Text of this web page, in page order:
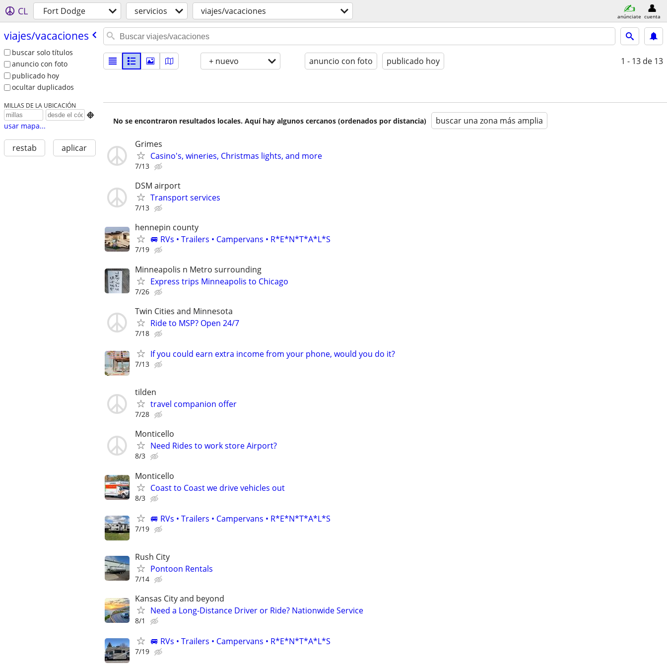
CL Fort Dodge servicios viajes/vacaciones anúnciate cuenta
viajes/​vacaciones
buscar solo títulos
anuncio con foto
publicado hoy
ocultar duplicados
MILLAS DE LA UBICACIÓN

usar mapa...
restab aplicar
+ nuevo anuncio con foto publicado hoy 1 - 13 de 13
No se encontraron resultados locales. Aquí hay algunos cercanos (ordenados por distancia) buscar una zona más amplia
Grimes
Casino's, wineries, Christmas lights, and more
7/13
DSM airport
Transport services
7/13
hennepin county
🚐 RVs • Trailers • Campervans • R*E*N*T*A*L*S
7/19
Minneapolis n Metro surrounding
Express trips Minneapolis to Chicago
7/26
Twin Cities and Minnesota
Ride to MSP? Open 24/7
7/18
If you could earn extra income from your phone, would you do it?
7/13
tilden
travel companion offer
7/28
Monticello
Need Rides to work store Airport?
8/3
Monticello
Coast to Coast we drive vehicles out
8/3
🚐 RVs • Trailers • Campervans • R*E*N*T*A*L*S
7/19
Rush City
Pontoon Rentals
7/14
Kansas City and beyond
Need a Long-Distance Driver or Ride? Nationwide Service
8/1
🚐 RVs • Trailers • Campervans • R*E*N*T*A*L*S
7/19